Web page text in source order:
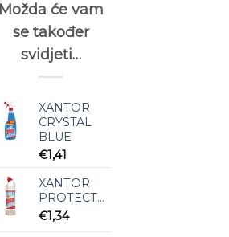
Možda će vam
se također
svidjeti…
XANTOR
CRYSTAL
BLUE
€1,41
XANTOR
PROTECTOR
€1,34